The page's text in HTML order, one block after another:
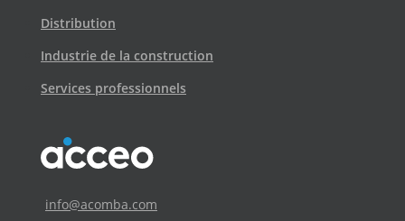
Distribution
Industrie de la construction
Services professionnels
info@acomba.com